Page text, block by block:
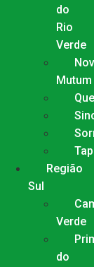
do
Rio
Verde
Mutum
Região
Sul
Verde
do